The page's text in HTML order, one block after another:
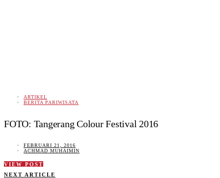
ARTIKEL
BERITA PARIWISATA
FOTO: Tangerang Colour Festival 2016
FEBRUARI 21, 2016
ACHMAD MUHAIMIN
VIEW POST
NEXT ARTICLE